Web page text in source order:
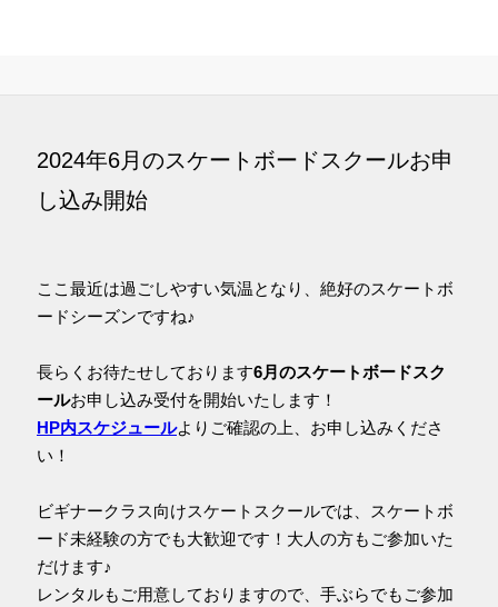
2024年6月のスケートボードスクールお申
し込み開始
ここ最近は過ごしやすい気温となり、絶好のスケートボ
ードシーズンですね♪
長らくお待たせしております6月のスケートボードスク
ールお申し込み受付を開始いたします！
HP内スケジュールよりご確認の上、お申し込みくださ
い！
ビギナークラス向けスケートスクールでは、スケートボ
ード未経験の方でも大歓迎です！大人の方もご参加いた
だけます♪
レンタルもご用意しておりますので、手ぶらでもご参加